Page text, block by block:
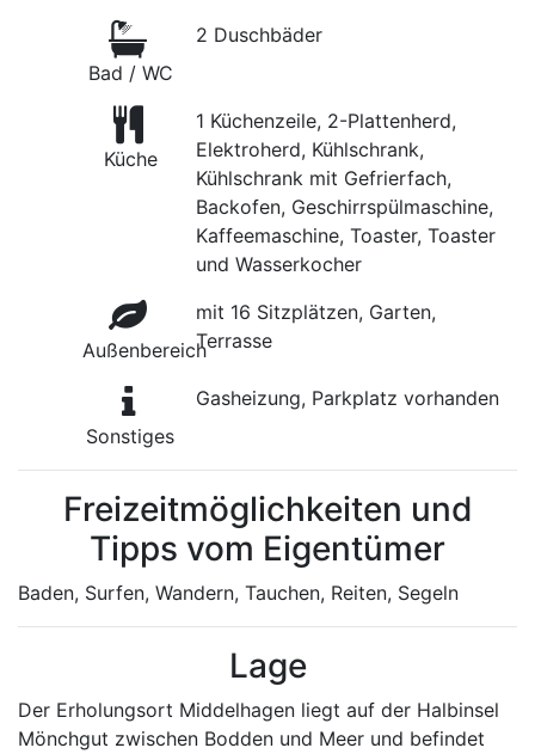
Bad / WC
2 Duschbäder
Küche
1 Küchenzeile, 2-Plattenherd,
Elektroherd, Kühlschrank,
Kühlschrank mit Gefrierfach,
Backofen, Geschirrspülmaschine,
Kaffeemaschine, Toaster, Toaster
und Wasserkocher
Außenbereich
mit 16 Sitzplätzen, Garten,
Terrasse
Sonstiges
Gasheizung, Parkplatz vorhanden
Freizeitmöglichkeiten und
Tipps vom Eigentümer
Baden, Surfen, Wandern, Tauchen, Reiten, Segeln
Lage
Der Erholungsort Middelhagen liegt auf der Halbinsel
Mönchgut zwischen Bodden und Meer und befindet